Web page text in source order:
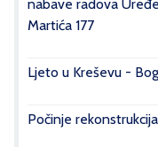
nabave radova
Martića 177
Ljeto u Kreševu -
Počinje